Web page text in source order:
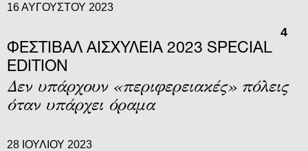
16 ΑΥΓΟΎΣΤΟΥ 2023
4
ΦΕΣΤΙΒΑΛ ΑΙΣΧΥΛΕΙΑ 2023 SPECIAL
EDITION
Δεν υπάρχουν «περιφερειακές» πόλεις
όταν υπάρχει όραμα
28 ΙΟΥΛΊΟΥ 2023